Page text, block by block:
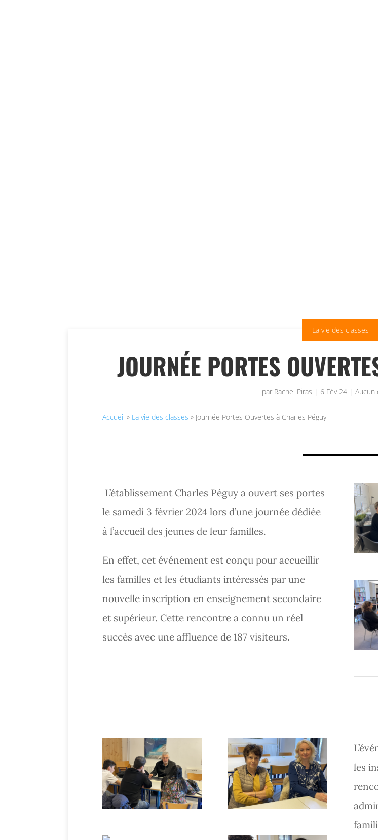
La vie des classes
JOURNÉE PORTES
par Rachel Piras | 6 Fév 24 | Aucun
Accueil » La vie des classes » Journée Portes Ouvertes à Charles Péguy
L’établissement Charles Péguy a ouvert ses portes
le samedi 3 février 2024 lors d’une journée dédiée
à l’accueil des jeunes de leur familles.
En effet, cet événement est conçu pour accueillir
les familles et les étudiants intéressés par une
nouvelle inscription en enseignement secondaire
et supérieur. Cette rencontre a connu un réel
succès avec une affluence de 187 visiteurs.
les